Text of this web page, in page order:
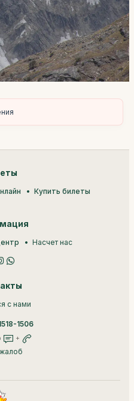
Купить билеты
Насчет нас
с нами
1506
+